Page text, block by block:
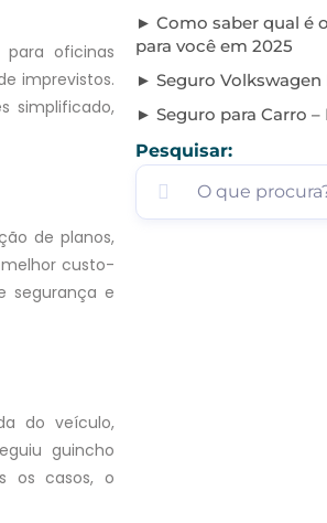
oficinas
imprevistos.
simplificado,
de planos,
custo-
segurança e
do veículo,
guincho
os casos, o
Como saber qual é
para você em 2025
Seguro Volkswagen
Seguro para Carro
Pesquisar: